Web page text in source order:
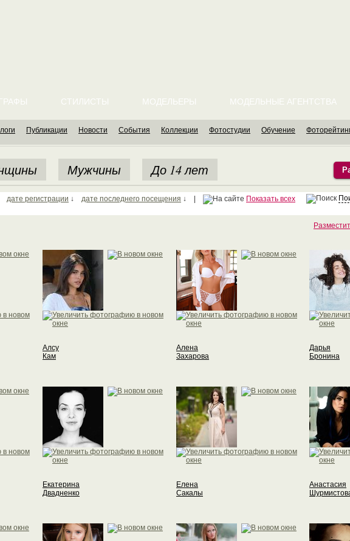
СТИЛИСТЫ МОДЕЛЬЕРЫ МОДЕЛЬНЫЕ АГЕНТСТВА
Публикации Новости События Коллекции Фотостудии Обучение
Мужчины До 14 лет
дате регистрации ↓ дате последнего посещения ↓ |
Показать всех
Алсу
Кам
Алена
Захарова
Дарья
Бронина
Екатерина
Двадненко
Елена
Сакалы
Анастасия